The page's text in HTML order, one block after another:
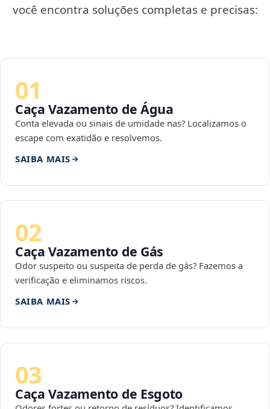
você encontra soluções completas e precisas:
01
Caça Vazamento de Água
Conta elevada ou sinais de umidade nas? Localizamos o
escape com exatidão e resolvemos.
SAIBA MAIS
02
Caça Vazamento de Gás
Odor suspeito ou suspeita de perda de gás? Fazemos a
verificação e eliminamos riscos.
SAIBA MAIS
03
Caça Vazamento de Esgoto